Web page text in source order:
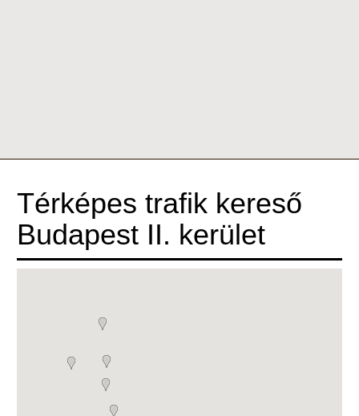
Térképes trafik kereső
Budapest II. kerület